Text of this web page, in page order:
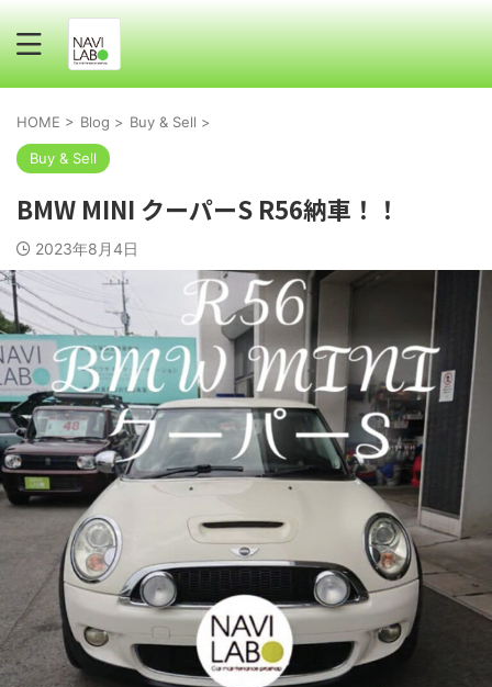
HOME > Blog > Buy & Sell >
Buy & Sell
BMW MINI クーパーS R56納車！！
2023年8月4日